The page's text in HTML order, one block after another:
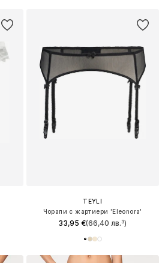
TEYLI
Чорапи с жартиери 'Eleonora'
33,95 €(66,40 лв.³)